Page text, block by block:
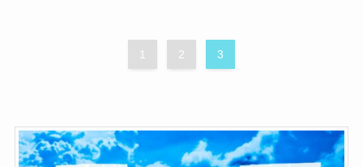
1 2 3